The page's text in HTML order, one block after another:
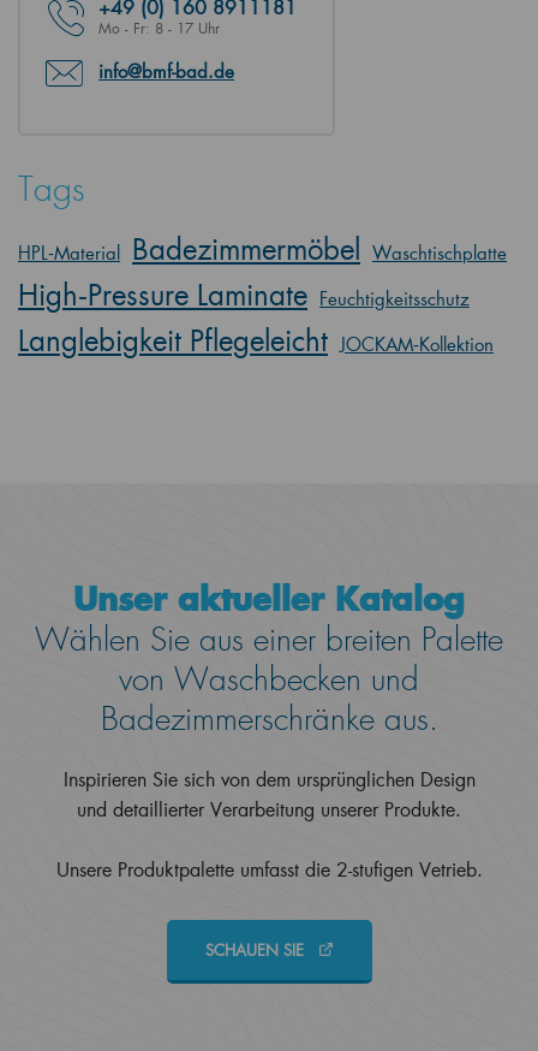
+49 (0) 160 8911181
Mo - Fr: 8 - 17 Uhr
info@bmf-bad.de
Tags
HPL‑Material Badezimmermöbel Waschtischplatte
High‑Pressure Laminate Feuchtigkeitsschutz
Langlebigkeit Pflegeleicht JOCKAM‑Kollektion
Unser aktueller Katalog
Wählen Sie aus einer breiten Palette
von Waschbecken und
Badezimmerschränke aus.
Inspirieren Sie sich von dem ursprünglichen Design
und detaillierter Verarbeitung unserer Produkte.
Unsere Produktpalette umfasst die 2-stufigen Vetrieb.
SCHAUEN SIE